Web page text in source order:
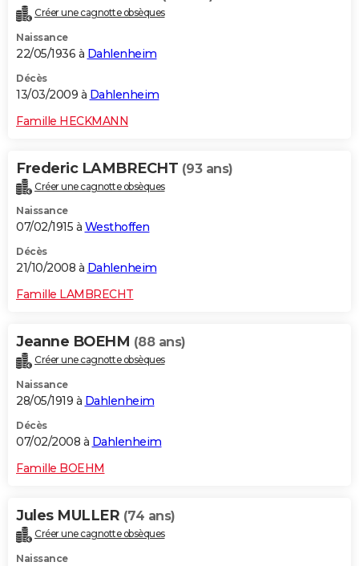
Créer une cagnotte obsèques
Naissance
22/05/1936 à Dahlenheim
Décès
13/03/2009 à Dahlenheim
Famille HECKMANN
Frederic LAMBRECHT (93 ans)
Créer une cagnotte obsèques
Naissance
07/02/1915 à Westhoffen
Décès
21/10/2008 à Dahlenheim
Famille LAMBRECHT
Jeanne BOEHM (88 ans)
Créer une cagnotte obsèques
Naissance
28/05/1919 à Dahlenheim
Décès
07/02/2008 à Dahlenheim
Famille BOEHM
Jules MULLER (74 ans)
Créer une cagnotte obsèques
Naissance